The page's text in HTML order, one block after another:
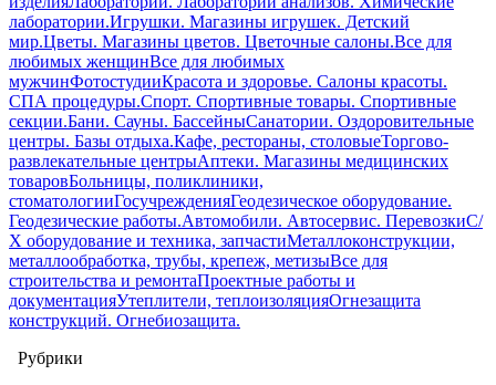
лаборатории.Игрушки. Магазины игрушек. Детский
мир.Цветы. Магазины цветов. Цветочные салоны.Все для
любимых женщинВсе для любимых
мужчинФотостудииКрасота и здоровье. Салоны красоты.
СПА процедуры.Спорт. Спортивные товары. Спортивные
секции.Бани. Сауны. БассейныСанатории. Оздоровительные
центры. Базы отдыха.Кафе, рестораны, столовыеТоргово-
развлекательные центрыАптеки. Магазины медицинских
товаровБольницы, поликлиники,
стоматологииГосучрежденияГеодезическое оборудование.
Геодезические работы.Автомобили. Автосервис. ПеревозкиС/
Х оборудование и техника, запчастиМеталлоконструкции,
металлообработка, трубы, крепеж, метизыВсе для
строительства и ремонтаПроектные работы и
документацияУтеплители, теплоизоляцияОгнезащита
конструкций. Огнебиозащита.
Рубрики